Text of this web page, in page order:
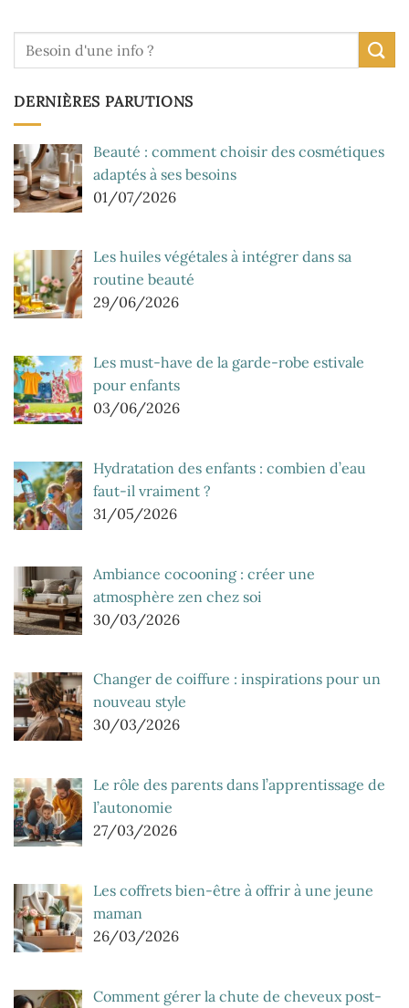
DERNIÈRES PARUTIONS
Beauté : comment choisir des cosmétiques
adaptés à ses besoins
01/07/2026
Les huiles végétales à intégrer dans sa
routine beauté
29/06/2026
Les must-have de la garde-robe estivale
pour enfants
03/06/2026
Hydratation des enfants : combien d’eau
faut-il vraiment ?
31/05/2026
Ambiance cocooning : créer une
atmosphère zen chez soi
30/03/2026
Changer de coiffure : inspirations pour un
nouveau style
30/03/2026
Le rôle des parents dans l’apprentissage de
l’autonomie
27/03/2026
Les coffrets bien-être à offrir à une jeune
maman
26/03/2026
Comment gérer la chute de cheveux post-